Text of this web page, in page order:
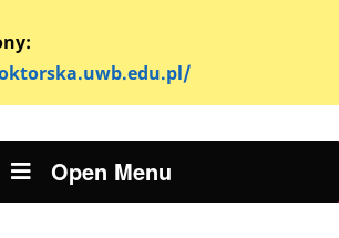
Open Menu